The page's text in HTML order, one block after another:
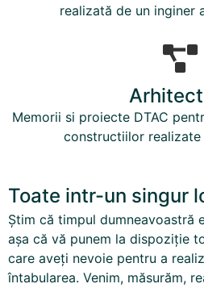
realizată de un inginer
Memorii si proiecte DTAC
constructiilor
Toate intr-un singur
Știm că timpul dumneavoastră
așa că vă punem la dispoziție
care aveți nevoie pentru a
întabularea. Venim, măsurăm,